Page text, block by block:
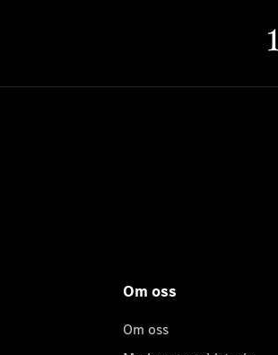
Om oss
Om oss